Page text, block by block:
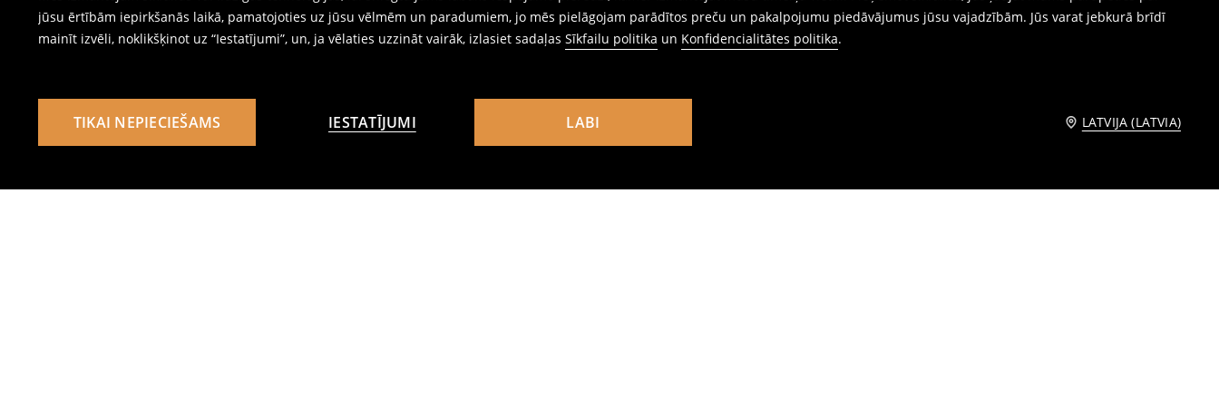
jūsu ērtībām iepirkšanās laikā, pamatojoties uz jūsu vēlmēm un paradumiem, jo mēs pielāgojam parādītos preču un pakalpojumu piedāvājumus jūsu vajadzībām. Jūs varat jebkurā brīdī
mainīt izvēli, noklikšķinot uz “Iestatījumi”, un, ja vēlaties uzzināt vairāk, izlasiet sadaļas Sīkfailu politika un Konfidencialitātes politika.
TIKAI NEPIECIEŠAMS IESTATĪJUMI LABI LATVIJA (LATVIA)